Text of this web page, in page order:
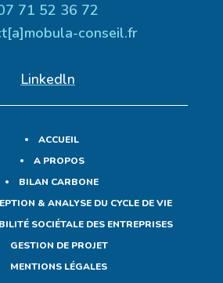
71 52 36 72
[a]mobula-conseil.fr
Linkedln
ACCUEIL
A PROPOS
BILAN CARBONE
& ANALYSE DU CYCLE DE VIE
SOCIÉTALE DES ENTREPRISES
GESTION DE PROJET
MENTIONS LÉGALES